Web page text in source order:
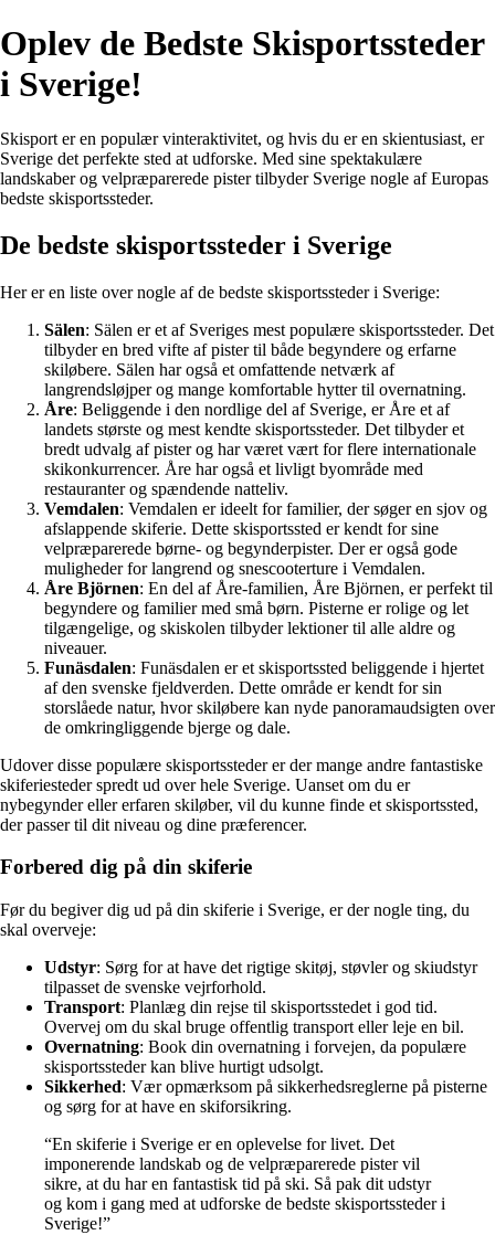
Oplev de Bedste Skisportssteder
i Sverige!
Skisport er en populær vinteraktivitet, og hvis du er en skientusiast, er
Sverige det perfekte sted at udforske. Med sine spektakulære
landskaber og velpræparerede pister tilbyder Sverige nogle af Europas
bedste skisportssteder.
De bedste skisportssteder i Sverige
Her er en liste over nogle af de bedste skisportssteder i Sverige:
Sälen: Sälen er et af Sveriges mest populære skisportssteder. Det
tilbyder en bred vifte af pister til både begyndere og erfarne
skiløbere. Sälen har også et omfattende netværk af
langrendsløjper og mange komfortable hytter til overnatning.
Åre: Beliggende i den nordlige del af Sverige, er Åre et af
landets største og mest kendte skisportssteder. Det tilbyder et
bredt udvalg af pister og har været vært for flere internationale
skikonkurrencer. Åre har også et livligt byområde med
restauranter og spændende natteliv.
Vemdalen: Vemdalen er ideelt for familier, der søger en sjov og
afslappende skiferie. Dette skisportssted er kendt for sine
velpræparerede børne- og begynderpister. Der er også gode
muligheder for langrend og snescooterture i Vemdalen.
Åre Björnen: En del af Åre-familien, Åre Björnen, er perfekt til
begyndere og familier med små børn. Pisterne er rolige og let
tilgængelige, og skiskolen tilbyder lektioner til alle aldre og
niveauer.
Funäsdalen: Funäsdalen er et skisportssted beliggende i hjertet
af den svenske fjeldverden. Dette område er kendt for sin
storslåede natur, hvor skiløbere kan nyde panoramaudsigten over
de omkringliggende bjerge og dale.
Udover disse populære skisportssteder er der mange andre fantastiske
skiferiesteder spredt ud over hele Sverige. Uanset om du er
nybegynder eller erfaren skiløber, vil du kunne finde et skisportssted,
der passer til dit niveau og dine præferencer.
Forbered dig på din skiferie
Før du begiver dig ud på din skiferie i Sverige, er der nogle ting, du
skal overveje:
Udstyr: Sørg for at have det rigtige skitøj, støvler og skiudstyr
tilpasset de svenske vejrforhold.
Transport: Planlæg din rejse til skisportsstedet i god tid.
Overvej om du skal bruge offentlig transport eller leje en bil.
Overnatning: Book din overnatning i forvejen, da populære
skisportssteder kan blive hurtigt udsolgt.
Sikkerhed: Vær opmærksom på sikkerhedsreglerne på pisterne
og sørg for at have en skiforsikring.
“En skiferie i Sverige er en oplevelse for livet. Det
imponerende landskab og de velpræparerede pister vil
sikre, at du har en fantastisk tid på ski. Så pak dit udstyr
og kom i gang med at udforske de bedste skisportssteder i
Sverige!”